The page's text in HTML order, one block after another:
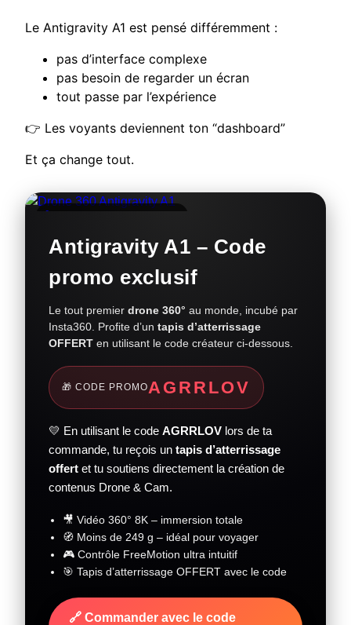
Le Antigravity A1 est pensé différemment :
pas d’interface complexe
pas besoin de regarder un écran
tout passe par l’expérience
👉 Les voyants deviennent ton “dashboard”
Et ça change tout.
🚀 DRONE 360° IMMERSIF
Antigravity A1 – Code
promo exclusif
Le tout premier drone 360° au monde, incubé par
Insta360. Profite d’un tapis d’atterrissage
OFFERT en utilisant le code créateur ci-dessous.
🎁 CODE PROMOAGRRLOV
💛 En utilisant le code AGRRLOV lors de ta
commande, tu reçois un tapis d’atterrissage
offert et tu soutiens directement la création de
contenus Drone & Cam.
🎥 Vidéo 360° 8K – immersion totale
🧭 Moins de 249 g – idéal pour voyager
🎮 Contrôle FreeMotion ultra intuitif
🎯 Tapis d’atterrissage OFFERT avec le code
🔗 Commander avec le code